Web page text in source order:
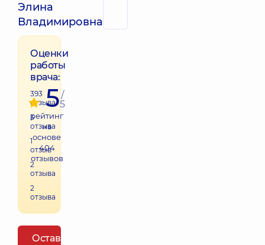
Элина
Владимировна
Оценки
работы
врача:
393
отзыва
3
отзыва
1
отзыв
2
отзыва
2
отзыва
5/
5
рейтинг
на
основе
404
отзывов
Оставить отзыв